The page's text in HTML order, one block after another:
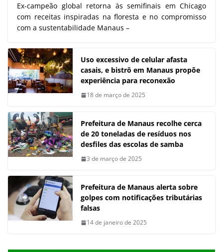
Ex-campeão global retorna às semifinais em Chicago
com receitas inspiradas na floresta e no compromisso
com a sustentabilidade Manaus –
Uso excessivo de celular afasta
casais, e bistrô em Manaus propõe
experiência para reconexão
18 de março de 2025
Prefeitura de Manaus recolhe cerca
de 20 toneladas de resíduos nos
desfiles das escolas de samba
3 de março de 2025
Prefeitura de Manaus alerta sobre
golpes com notificações tributárias
falsas
14 de janeiro de 2025